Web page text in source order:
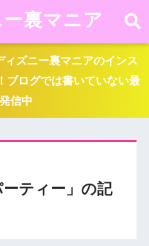
裏マニア
ィズニー裏マニアのインス
ブログでは書いていない最
信中
ーティー」の記